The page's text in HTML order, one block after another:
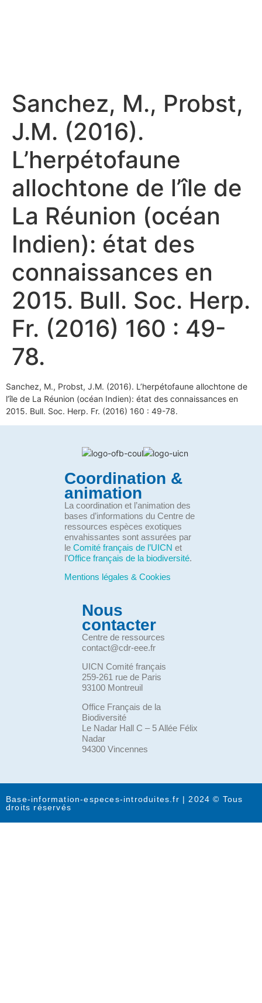
Sanchez, M., Probst,
J.M. (2016).
L’herpétofaune
allochtone de l’île de
La Réunion (océan
Indien): état des
connaissances en
2015. Bull. Soc. Herp.
Fr. (2016) 160 : 49-
78.
Sanchez, M., Probst, J.M. (2016). L’herpétofaune allochtone de
l’île de La Réunion (océan Indien): état des connaissances en
2015. Bull. Soc. Herp. Fr. (2016) 160 : 49-78.
Coordination &
animation
La coordination et l’animation des
bases d’informations du Centre de
ressources espèces exotiques
envahissantes sont assurées par
le Comité français de l’UICN et
l’Office français de la biodiversité.
Mentions légales & Cookies
Nous
contacter
Centre de ressources
contact@cdr-eee.fr
UICN Comité français
259-261 rue de Paris
93100 Montreuil
Office Français de la
Biodiversité
Le Nadar Hall C – 5 Allée Félix
Nadar
94300 Vincennes
Base-information-especes-introduites.fr | 2024 © Tous
droits réservés